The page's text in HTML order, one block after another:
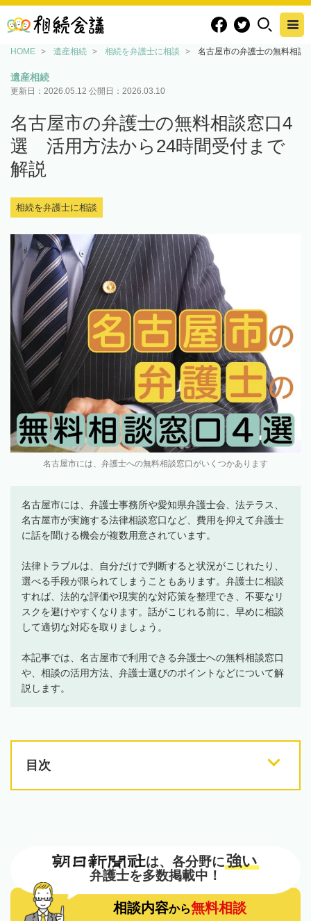
HOME 遺産相続 相続を弁護士に相談 名古屋市の弁護士の無料相
遺産相続
更新日： 2026.05.12 公開日： 2026.03.10
名古屋市の弁護士の無料相談窓口4
選 活用方法から24時間受付まで
解説
相続を弁護士に相談
名古屋市には、弁護士への無料相談窓口がいくつかあります
名古屋市には、弁護士事務所や愛知県弁護士会、法テラス、
名古屋市が実施する法律相談窓口など、費用を抑えて弁護士
に話を聞ける機会が複数用意されています。
法律トラブルは、自分だけで判断すると状況がこじれたり、
選べる手段が限られてしまうこともあります。弁護士に相談
すれば、法的な評価や現実的な対応策を整理でき、不要なリ
スクを避けやすくなります。話がこじれる前に、早めに相談
して適切な対応を取りましょう。
本記事では、名古屋市で利用できる弁護士への無料相談窓口
や、相談の活用方法、弁護士選びのポイントなどについて解
説します。
目次
は、各分野に強い
弁護士を多数掲載中！
相談内容から無料相談